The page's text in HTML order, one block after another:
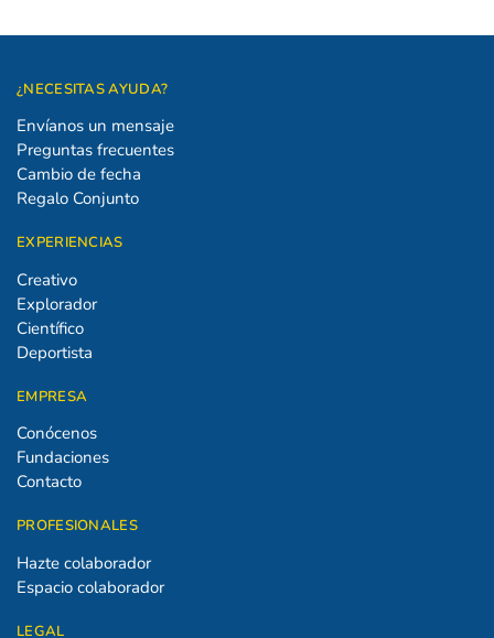
¿NECESITAS AYUDA?
Envíanos un mensaje
Preguntas frecuentes
Cambio de fecha
Regalo Conjunto
EXPERIENCIAS
Creativo
Explorador
Científico
Deportista
EMPRESA
Conócenos
Fundaciones
Contacto
PROFESIONALES
Hazte colaborador
Espacio colaborador
LEGAL